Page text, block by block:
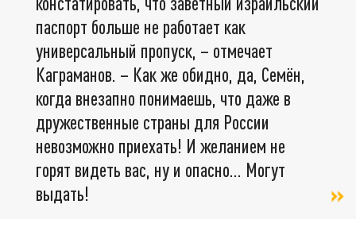
паспорт больше не работает как
универсальный пропуск, – отмечает
Каграманов. – Как же обидно, да, Семён,
когда внезапно понимаешь, что даже в
дружественные страны для России
невозможно приехать! И желанием не
горят видеть вас, ну и опасно… Могут
выдать!